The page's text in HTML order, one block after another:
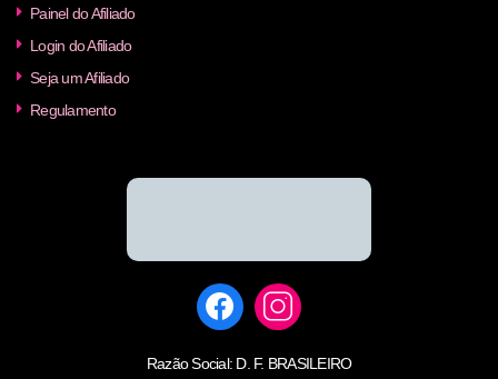
Razão Social: D. F. BRASILEIRO
Painel do Afiliado
Login do Afiliado
Seja um Afiliado
Regulamento